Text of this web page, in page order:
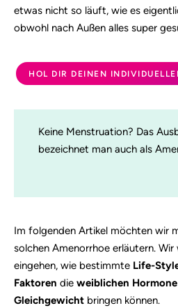
etwas nicht so läuft, wie es
obwohl nach Außen alles super
HOL DIR DEINEN
Keine Menstruation? Das
bezeichnet man auch als
Im folgenden Artikel möchten wir
solchen Amenorrhoe erläutern.
eingehen, wie bestimmte Life-
Faktoren die weiblichen Hormone
Gleichgewicht bringen können.